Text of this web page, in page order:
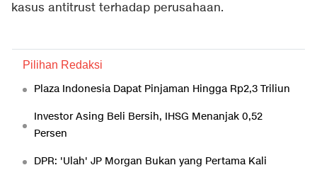
kasus antitrust terhadap perusahaan.
Pilihan Redaksi
Plaza Indonesia Dapat Pinjaman Hingga Rp2,3 Triliun
Investor Asing Beli Bersih, IHSG Menanjak 0,52
Persen
DPR: 'Ulah' JP Morgan Bukan yang Pertama Kali